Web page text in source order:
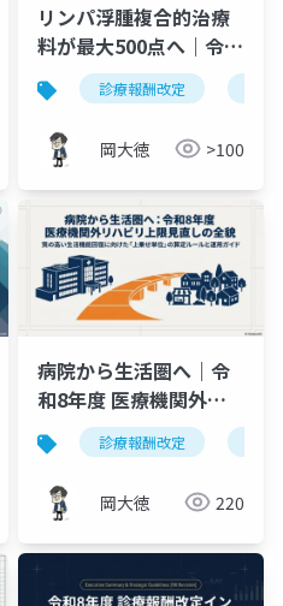
がん患者指導管理料 意思決定支援
リンパ浮腫複合的治療
料が最大500点へ｜令和
8年度改定の要点
診療報酬改定
岡大徳 >100
リハビリテーション 上限緩和
病院から生活圏へ｜令
和8年度 医療機関外リ
ハビリ上限見直しの全
貌
診療報酬改定
岡大徳 220